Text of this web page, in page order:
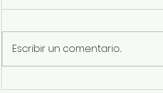
Sentencian a 13 años de prisión a
Escribir un comentario...